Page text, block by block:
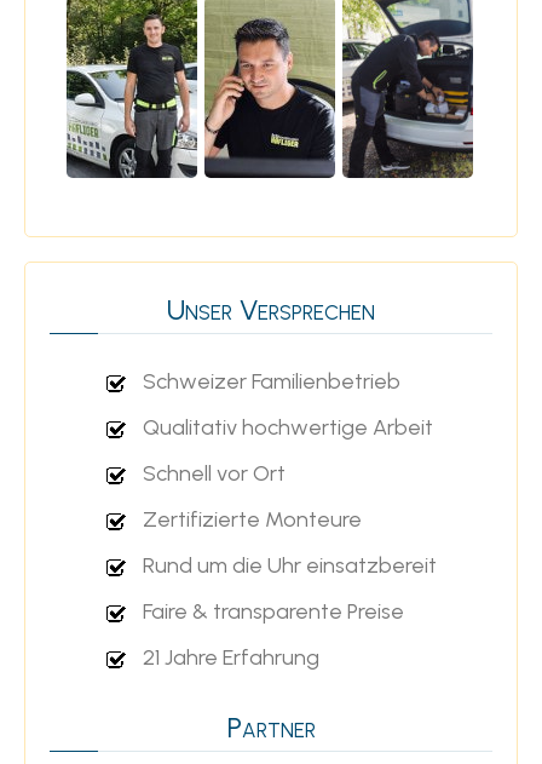
Unser Versprechen
Schweizer Familienbetrieb
Qualitativ hochwertige Arbeit
Schnell vor Ort
Zertifizierte Monteure
Rund um die Uhr einsatzbereit
Faire & transparente Preise
21 Jahre Erfahrung
Partner